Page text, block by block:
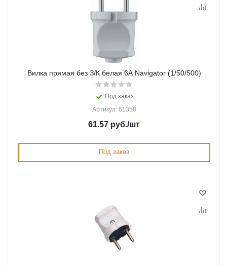
Вилка прямая без З/К белая 6А Navigator (1/50/500)
Под заказ
Артикул: 61358
61.57 руб./шт
Под заказ